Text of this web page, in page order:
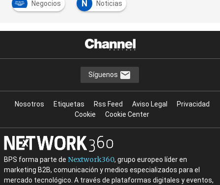
Negocios N Noticias
Síguenos
Nosotros Etiquetas Rss Feed Aviso Legal
Privacidad
Cookie
Cookie Center
BPS forma parte de Nextwork360, grupo europeo líder en
marketing B2B, comunicación y medios especializados para el
mercado tecnológico. A través de plataformas digitales y eventos,